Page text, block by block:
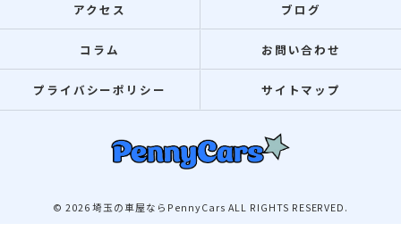
アクセス ブログ
コラム お問い合わせ
プライバシーポリシー サイトマップ
© 2026 埼玉の車屋ならPennyCars ALL RIGHTS RESERVED.